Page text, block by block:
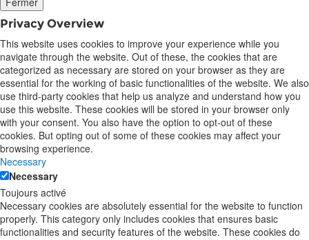
Privacy Overview
This website uses cookies to improve your experience while you
navigate through the website. Out of these, the cookies that are
categorized as necessary are stored on your browser as they are
essential for the working of basic functionalities of the website. We also
use third-party cookies that help us analyze and understand how you
use this website. These cookies will be stored in your browser only
with your consent. You also have the option to opt-out of these
cookies. But opting out of some of these cookies may affect your
browsing experience.
Necessary
Necessary
Toujours activé
Necessary cookies are absolutely essential for the website to function
properly. This category only includes cookies that ensures basic
functionalities and security features of the website. These cookies do